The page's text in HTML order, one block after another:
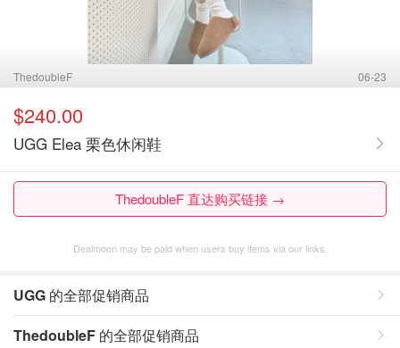
ThedoubleF 06-23
$240.00
UGG Elea 栗色休闲鞋
ThedoubleF 直达购买链接 →
Dealmoon may be paid when users buy items via our links.
UGG 的全部促销商品
ThedoubleF 的全部促销商品